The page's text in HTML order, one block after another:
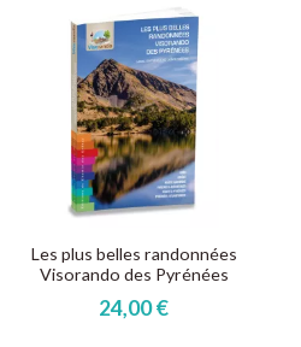
Les plus belles randonnées
Visorando des Pyrénées
24,00 €